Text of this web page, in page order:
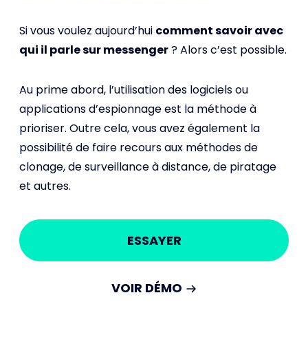
Si vous voulez aujourd’hui comment savoir avec
qui il parle sur messenger? Alors c’est possible.
Au prime abord, l’utilisation des logiciels ou
applications d’espionnage est la méthode à
prioriser. Outre cela, vous avez également la
possibilité de faire recours aux méthodes de
clonage, de surveillance à distance, de piratage
et autres.
ESSAYER
VOIR DÉMO